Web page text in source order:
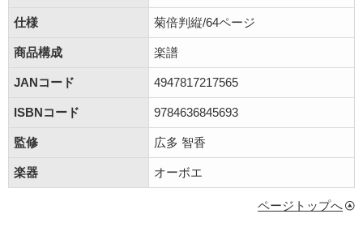
仕様 菊倍判縦/64ページ
商品構成 楽譜
JANコード 4947817217565
ISBNコード 9784636845693
監修 広多 智香
楽器 オーボエ
ページトップへ